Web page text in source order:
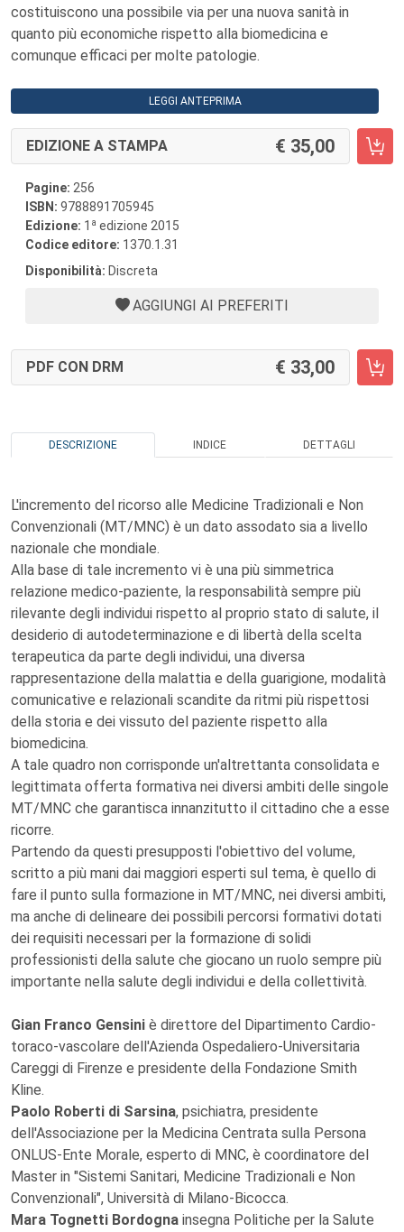
costituiscono una possibile via per una nuova sanità in
quanto più economiche rispetto alla biomedicina e
comunque efficaci per molte patologie.
LEGGI ANTEPRIMA
EDIZIONE A STAMPA 35,00
Pagine: 256
ISBN: 9788891705945
Edizione: 1 a edizione 2015
Codice editore: 1370.1.31
Disponibilità: Discreta
AGGIUNGI AI PREFERITI
PDF CON DRM 33,00
DESCRIZIONE INDICE DETTAGLI
L'incremento del ricorso alle Medicine Tradizionali e Non
Convenzionali (MT/MNC) è un dato assodato sia a livello
nazionale che mondiale.
Alla base di tale incremento vi è una più simmetrica
relazione medico-paziente, la responsabilità sempre più
rilevante degli individui rispetto al proprio stato di salute, il
desiderio di autodeterminazione e di libertà della scelta
terapeutica da parte degli individui, una diversa
rappresentazione della malattia e della guarigione, modalità
comunicative e relazionali scandite da ritmi più rispettosi
della storia e dei vissuto del paziente rispetto alla
biomedicina.
A tale quadro non corrisponde un'altrettanta consolidata e
legittimata offerta formativa nei diversi ambiti delle singole
MT/MNC che garantisca innanzitutto il cittadino che a esse
ricorre.
Partendo da questi presupposti l'obiettivo del volume,
scritto a più mani dai maggiori esperti sul tema, è quello di
fare il punto sulla formazione in MT/MNC, nei diversi ambiti,
ma anche di delineare dei possibili percorsi formativi dotati
dei requisiti necessari per la formazione di solidi
professionisti della salute che giocano un ruolo sempre più
importante nella salute degli individui e della collettività.
Gian Franco Gensini è direttore del Dipartimento Cardio-
toraco-vascolare dell'Azienda Ospedaliero-Universitaria
Careggi di Firenze e presidente della Fondazione Smith
Kline.
Paolo Roberti di Sarsina, psichiatra, presidente
dell'Associazione per la Medicina Centrata sulla Persona
ONLUS-Ente Morale, esperto di MNC, è coordinatore del
Master in "Sistemi Sanitari, Medicine Tradizionali e Non
Convenzionali", Università di Milano-Bicocca.
Mara Tognetti Bordogna insegna Politiche per la Salute